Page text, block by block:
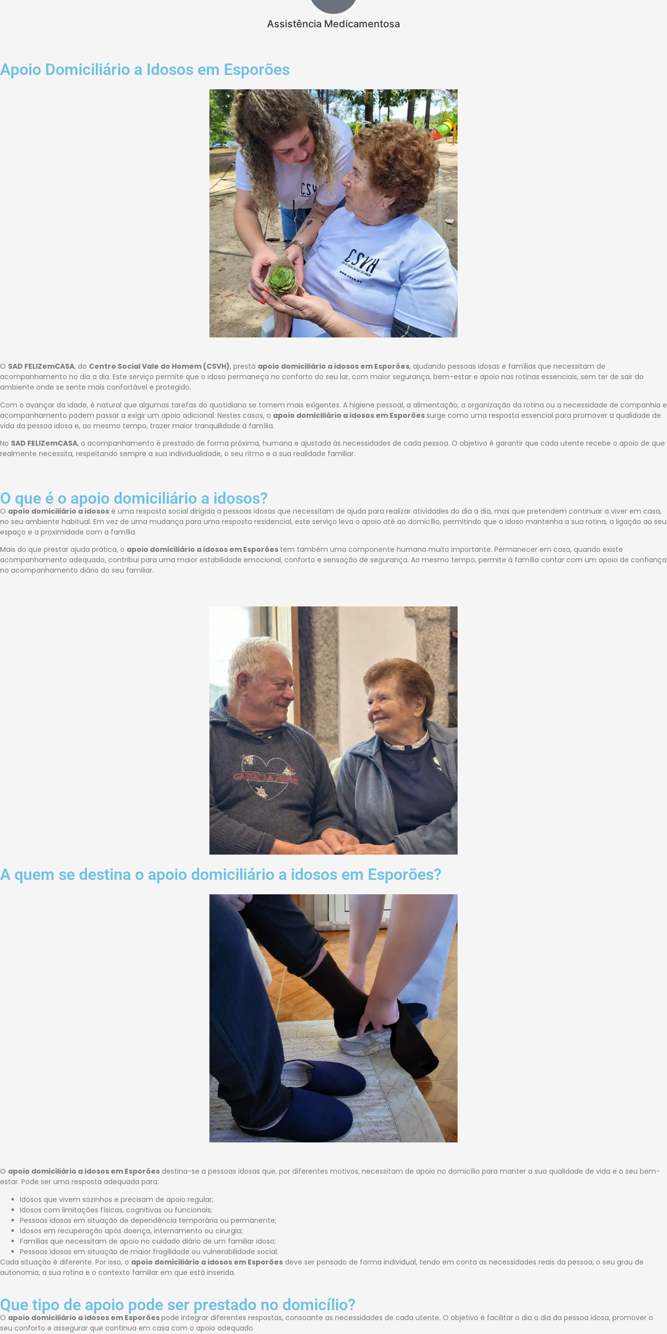
Assistência Medicamentosa
Apoio Domiciliário a Idosos em Esporões
O SAD FELIZemCASA, do Centro Social Vale do Homem (CSVH), presta apoio domiciliário a idosos em Esporões, ajudando pessoas idosas e famílias que necessitam de
acompanhamento no dia a dia. Este serviço permite que o idoso permaneça no conforto do seu lar, com maior segurança, bem-estar e apoio nas rotinas essenciais, sem ter de sair do
ambiente onde se sente mais confortável e protegido.
Com o avançar da idade, é natural que algumas tarefas do quotidiano se tornem mais exigentes. A higiene pessoal, a alimentação, a organização da rotina ou a necessidade de companhia e
acompanhamento podem passar a exigir um apoio adicional. Nestes casos, o apoio domiciliário a idosos em Esporões surge como uma resposta essencial para promover a qualidade de
vida da pessoa idosa e, ao mesmo tempo, trazer maior tranquilidade à família.
No SAD FELIZemCASA, o acompanhamento é prestado de forma próxima, humana e ajustada às necessidades de cada pessoa. O objetivo é garantir que cada utente recebe o apoio de que
realmente necessita, respeitando sempre a sua individualidade, o seu ritmo e a sua realidade familiar.
O que é o apoio domiciliário a idosos?
O apoio domiciliário a idosos é uma resposta social dirigida a pessoas idosas que necessitam de ajuda para realizar atividades do dia a dia, mas que pretendem continuar a viver em casa,
no seu ambiente habitual. Em vez de uma mudança para uma resposta residencial, este serviço leva o apoio até ao domicílio, permitindo que o idoso mantenha a sua rotina, a ligação ao seu
espaço e a proximidade com a família.
Mais do que prestar ajuda prática, o apoio domiciliário a idosos em Esporões tem também uma componente humana muito importante. Permanecer em casa, quando existe
acompanhamento adequado, contribui para uma maior estabilidade emocional, conforto e sensação de segurança. Ao mesmo tempo, permite à família contar com um apoio de confiança
no acompanhamento diário do seu familiar.
A quem se destina o apoio domiciliário a idosos em Esporões?
O apoio domiciliário a idosos em Esporões destina-se a pessoas idosas que, por diferentes motivos, necessitam de apoio no domicílio para manter a sua qualidade de vida e o seu bem-
estar. Pode ser uma resposta adequada para:
Idosos que vivem sozinhos e precisam de apoio regular;
Idosos com limitações físicas, cognitivas ou funcionais;
Pessoas idosas em situação de dependência temporária ou permanente;
Idosos em recuperação após doença, internamento ou cirurgia;
Famílias que necessitam de apoio no cuidado diário de um familiar idoso;
Pessoas idosas em situação de maior fragilidade ou vulnerabilidade social.
Cada situação é diferente. Por isso, o apoio domiciliário a idosos em Esporões deve ser pensado de forma individual, tendo em conta as necessidades reais da pessoa, o seu grau de
autonomia, a sua rotina e o contexto familiar em que está inserida.
Que tipo de apoio pode ser prestado no domicílio?
O apoio domiciliário a idosos em Esporõespode integrar diferentes respostas, consoante as necessidades de cada utente. O objetivo é facilitar o dia a dia da pessoa idosa, promover o
seu conforto e assegurar que continua em casa com o apoio adequado.